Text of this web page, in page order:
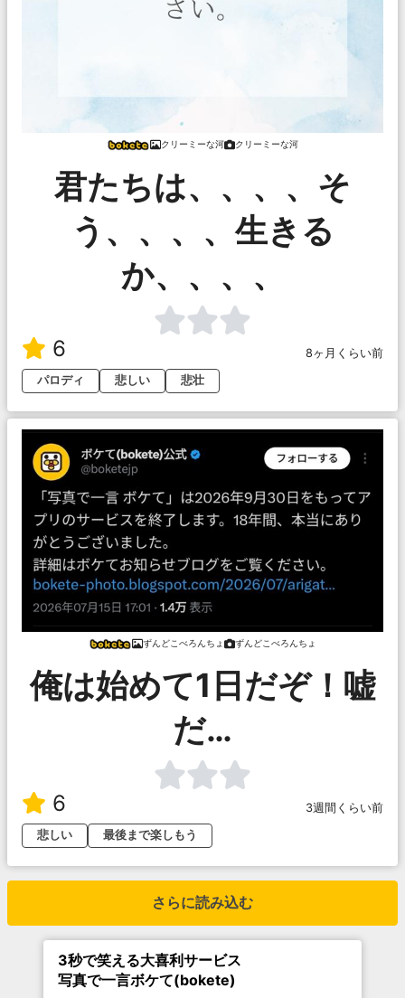
クリーミーな河 クリーミーな河
君たちは、、、、そ
う、、、、生きる
か、、、、
6
8ヶ月くらい前
パロディ
悲しい 悲壮
ずんどこべろんちょ ずんどこべろんちょ
俺は始めて1日だぞ！嘘
だ…
6
3週間くらい前
悲しい
最後まで楽しもう
さらに読み込む
3秒で笑える大喜利サービス
写真で一言ボケて(bokete)